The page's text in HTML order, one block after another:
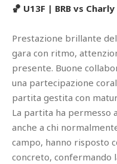
🏀 U13F | BRB vs
Prestazione brillante
gara con ritmo,
presente. Buone
una partecipazione
partita gestita con
La partita ha permesso
anche a chi
campo, hanno risposto
concreto, confermando